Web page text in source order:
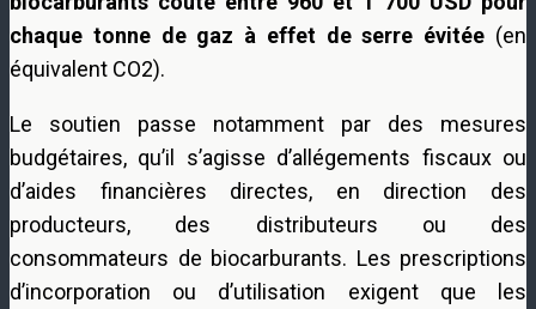
chaque tonne de gaz à effet de serre évitée (en
équivalent CO2).
Le soutien passe notamment par des mesures
budgétaires, qu’il s’agisse d’allégements fiscaux ou
d’aides financières directes, en direction des
producteurs, des distributeurs ou des
consommateurs de biocarburants. Les prescriptions
d’incorporation ou d’utilisation exigent que les